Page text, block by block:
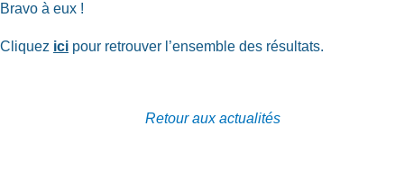
Bravo à eux !
Cliquez ici pour retrouver l’ensemble des résultats.
Retour aux actualités